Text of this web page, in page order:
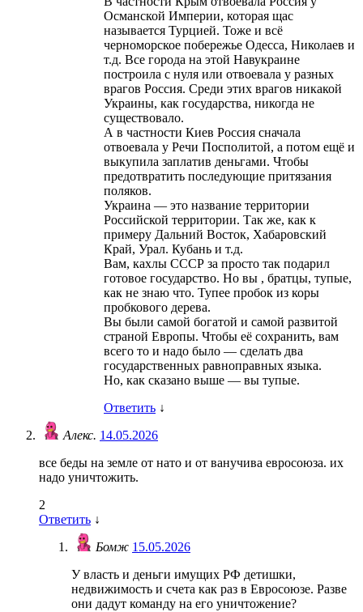
Османской Империи, которая щас
называется Турцией. Тоже и всё
черноморское побережье Одесса, Николаев и
т.д. Все города на этой Навукраине
построила с нуля или отвоевала у разных
врагов Россия. Среди этих врагов никакой
Украины, как государства, никогда не
существовало.
А в частности Киев Россия сначала
отвоевала у Речи Посполитой, а потом ещё и
выкупила заплатив деньгами. Чтобы
предотвратить последующие притязания
поляков.
Украина — это название территории
Российской территории. Так же, как к
примеру Дальний Восток, Хабаровский
Край, Урал. Кубань и т.д.
Вам, кахлы СССР за просто так подарил
готовое государство. Но вы , братцы, тупые,
как не знаю что. Тупее пробок из коры
пробкового дерева.
Вы были самой богатой и самой развитой
страной Европы. Чтобы её сохранить, вам
всего то и надо было — сделать два
государственных равноправных языка.
Но, как сказано выше — вы тупые.
Ответить ↓
Алекс. 14.05.2026
все беды на земле от нато и от ванучива евросоюза. их
надо уничтожить.
2
Ответить ↓
Бомж 15.05.2026
У власть и деньги имущих РФ детишки,
недвижимость и счета как раз в Евросоюзе. Разве
они дадут команду на его уничтожение?